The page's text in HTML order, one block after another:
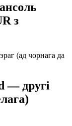
з
— другі